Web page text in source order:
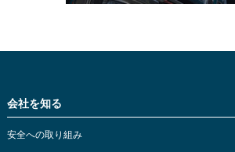
会社を知る
安全への取り組み